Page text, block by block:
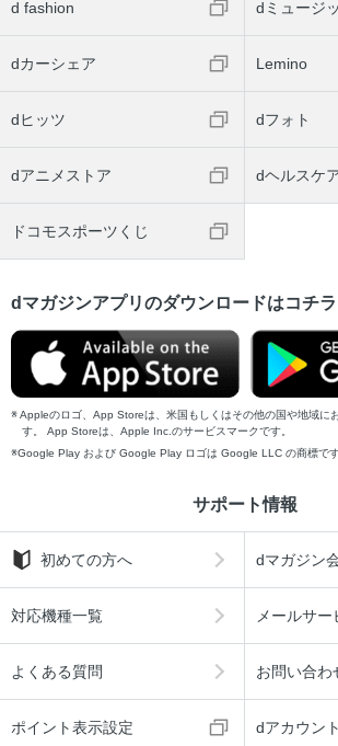
d fashion dミュージ
dカーシェア Lemino
dヒッツ dフォト
dアニメストア dヘルスケ
ドコモスポーツくじ
dマガジンアプリのダウンロードはコチラ
Appleのロゴ、App Storeは、米国もしくはその他の国や地域に
す。 App Storeは、Apple Inc.のサービスマークです。
Google Play および Google Play ロゴは Google LLC の商標です
サポート情報
初めての方へ dマガジン
対応機種一覧 メールサ
よくある質問 お問い合わ
ポイント表示設定 dアカウン